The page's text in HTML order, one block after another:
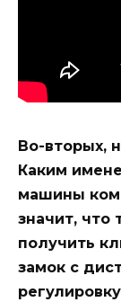
Во-вторых,
Каким
машины
значит, что
получить
замок с